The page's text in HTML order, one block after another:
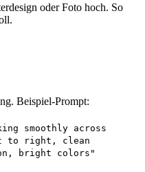
oder Foto hoch. So
Beispiel-Prompt:
smoothly across
to right, clean
bright colors"